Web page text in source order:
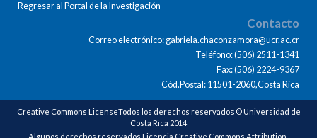
Regresar al Portal de la Investigación
Contacto
Correo electrónico: gabriela.chaconzamora@ucr.ac.cr
Teléfono: (506) 2511-1341
Fax: (506) 2224-9367
Cód.Postal: 11501-2060,Costa Rica
Creative Commons LicenseTodos los derechos reservados © Universidad de
Costa Rica 2014